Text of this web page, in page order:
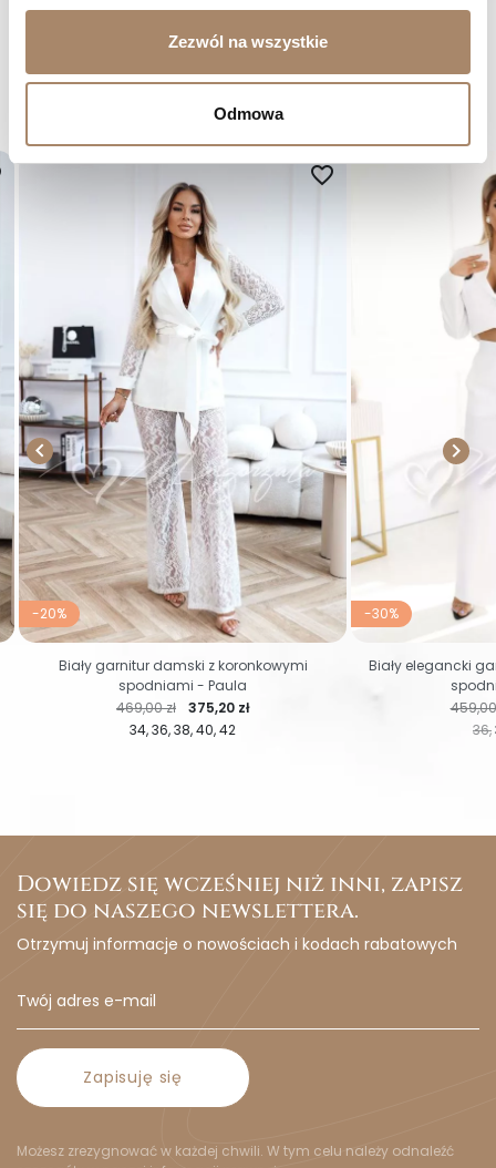
Zezwól na wszystkie
Odmowa
ZAKUPY BEZ RYZYKA
Masz prawo do 14 dni na zwrot towaru
BYĆ MOŻE SPODOBA CI SIĘ...

-20%
34 36 38 40 42
favorite_border
Cena regularna
469,00 zł Cena
375,20 zł
Biały garnitur damski z koronkowymi
spodniami - Paula
-30%
36
Cena
459,00
Biały elegancki

Dowiedz się wcześniej niż inni, zapisz
się do naszego newslettera.
Otrzymuj informacje o nowościach i kodach rabatowych
Zapisuję się
Możesz zrezygnować w każdej chwili. W tym celu należy odnaleźć